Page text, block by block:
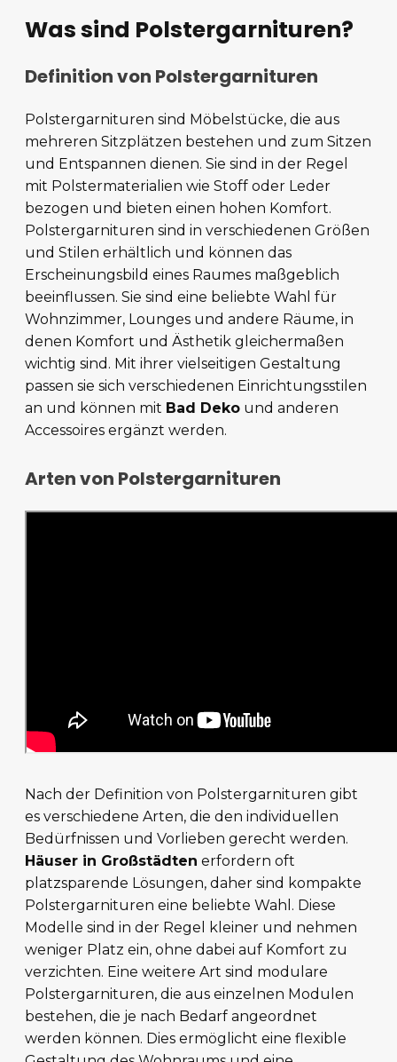
Was sind Polstergarnituren?
Definition von Polstergarnituren
Polstergarnituren sind Möbelstücke, die aus
mehreren Sitzplätzen bestehen und zum Sitzen
und Entspannen dienen. Sie sind in der Regel
mit Polstermaterialien wie Stoff oder Leder
bezogen und bieten einen hohen Komfort.
Polstergarnituren sind in verschiedenen Größen
und Stilen erhältlich und können das
Erscheinungsbild eines Raumes maßgeblich
beeinflussen. Sie sind eine beliebte Wahl für
Wohnzimmer, Lounges und andere Räume, in
denen Komfort und Ästhetik gleichermaßen
wichtig sind. Mit ihrer vielseitigen Gestaltung
passen sie sich verschiedenen Einrichtungsstilen
an und können mit Bad Deko und anderen
Accessoires ergänzt werden.
Arten von Polstergarnituren
Nach der Definition von Polstergarnituren gibt
es verschiedene Arten, die den individuellen
Bedürfnissen und Vorlieben gerecht werden.
Häuser in Großstädten erfordern oft
platzsparende Lösungen, daher sind kompakte
Polstergarnituren eine beliebte Wahl. Diese
Modelle sind in der Regel kleiner und nehmen
weniger Platz ein, ohne dabei auf Komfort zu
verzichten. Eine weitere Art sind modulare
Polstergarnituren, die aus einzelnen Modulen
bestehen, die je nach Bedarf angeordnet
werden können. Dies ermöglicht eine flexible